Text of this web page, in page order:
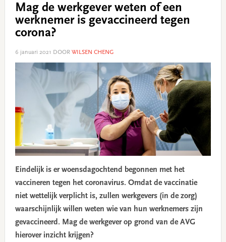
Mag de werkgever weten of een
werknemer is gevaccineerd tegen
corona?
6 januari 2021 DOOR WILSEN CHENG
Eindelijk is er woensdagochtend begonnen met het
vaccineren tegen het coronavirus. Omdat de vaccinatie
niet wettelijk verplicht is, zullen werkgevers (in de zorg)
waarschijnlijk willen weten wie van hun werknemers zijn
gevaccineerd. Mag de werkgever op grond van de AVG
hierover inzicht krijgen?